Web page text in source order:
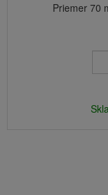
Priemer 70